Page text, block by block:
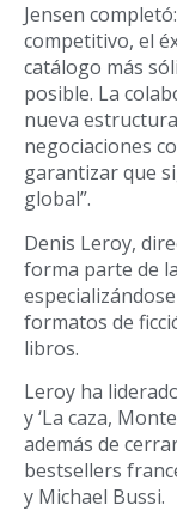
Jensen
competitivo, el
catálogo más
posible. La
nueva
negociaciones
garantizar que
global”.
Denis Leroy,
forma parte de
formatos de
libros.
Leroy ha liderado
y ‘La caza,
además de
bestsellers
y Michael Bussi.